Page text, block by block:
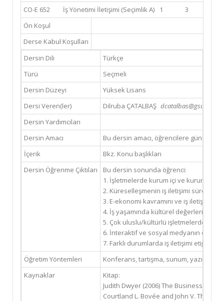
CO-E 652
İş Yönetimi İletişimi (Seçimlik A) 1 3
Ön Koşul
Derse Kabul Koşulları
Dersin Dili
Türkçe
Türü
Seçmeli
Dersin Düzeyi
Yüksek Lisans
Dersi Veren(ler)
Dilruba ÇATALBAŞ dcatalbas@gsu.edu.tr
Dersin Yardımcıları
Dersin Amacı
Bu dersin amacı, öğrencilere
İçerik
Bkz. Konu başlıkları
Dersin Öğrenme Çıktıları
Bu dersin sonunda öğrenci:
1. İşletmelerde kurum içi ve kurum dışı
2. Küreselleşmenin iş iletişimi süreç,
3. E-ekonomi kavramını ve iş iletişimi
4. İş yaşamında kültürel değerlerin ve
5. Çok uluslu/kültürlü işletmelerde
6. İnteraktif ve sosyal medyanın
7. Farklı durumlarda iş iletişimi etiği
Öğretim Yöntemleri
Konferans, tartışma, sunum, yazılı
Kaynaklar
Kitap:
Judith Dwyer (2006) The Business
Courtland L. Bovée and John V. Thill